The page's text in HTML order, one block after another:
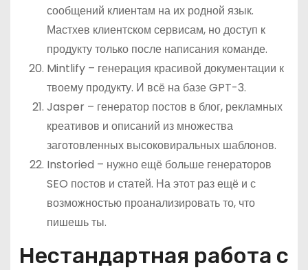
сообщений клиентам на их родной язык.
Мастхев клиентском сервисам, но доступ к
продукту только после написания команде.
Mintlify – генерация красивой документации к
твоему продукту. И всё на базе GPT-3.
Jasper – генератор постов в блог, рекламных
креативов и описаний из множества
заготовленных высоковиральных шаблонов.
Instoried – нужно ещё больше генераторов
SEO постов и статей. На этот раз ещё и с
возможностью проанализировать то, что
пишешь ты.
Нестандартная работа с